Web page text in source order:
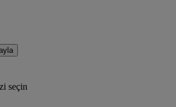
seçin